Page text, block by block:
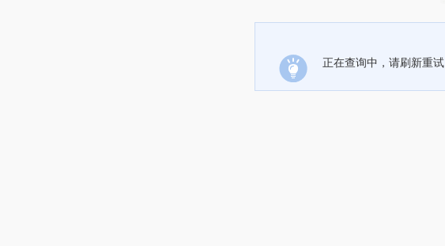
正在查询中，请刷新重试